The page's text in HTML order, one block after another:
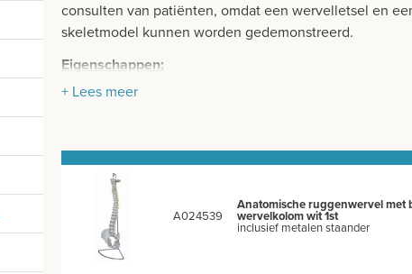
consulten van patiënten, omdat een wervelletsel en
skeletmodel kunnen worden gedemonstreerd.
Eigenschappen:
Afmetingen (L x H x B): 30 x 83 x 24 cm
Het model wordt gemonteerd op een metalen
+ Lees meer
A024539
Anatomische ruggenwervel met
wervelkolom wit 1st
inclusief metalen staander